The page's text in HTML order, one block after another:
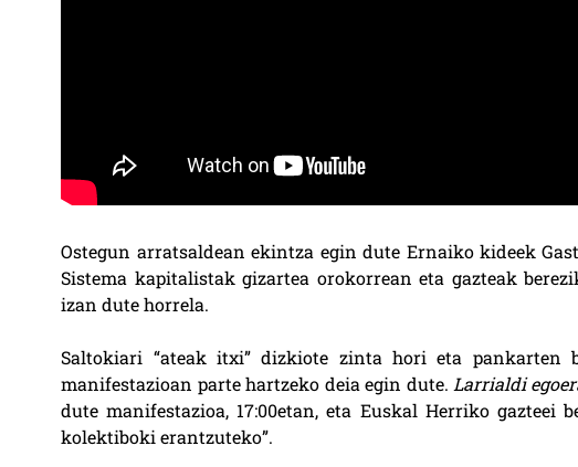
Ostegun arratsaldean ekintza egin dute Ernaiko kideek
Sistema kapitalistak gizartea orokorrean eta gazteak
izan dute horrela.
Saltokiari “ateak itxi” dizkiote zinta hori eta pankarten
manifestazioan parte hartzeko deia egin dute. Larrialdi
dute manifestazioa, 17:00etan, eta Euskal Herriko gazteei
kolektiboki erantzuteko”.